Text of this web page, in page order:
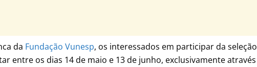
da Fundação Vunesp, os interessados em participar da seleção
entre os dias 14 de maio e 13 de junho, exclusivamente através